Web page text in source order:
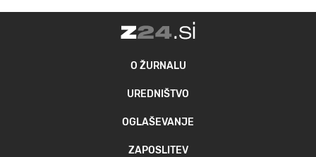
O ŽURNALU
UREDNIŠTVO
OGLAŠEVANJE
ZAPOSLITEV